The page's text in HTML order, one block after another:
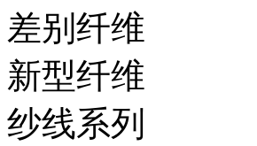
差别纤维
新型纤维
纱线系列